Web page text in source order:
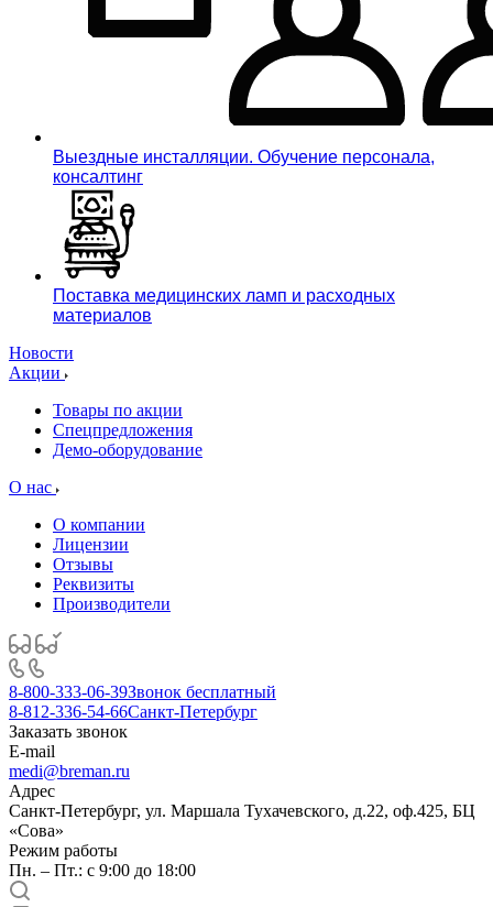
Выездные инсталляции. Обучение персонала,
консалтинг
Поставка медицинских ламп и расходных
материалов
Новости
Акции
Товары по акции
Спецпредложения
Демо-оборудование
О нас
О компании
Лицензии
Отзывы
Реквизиты
Производители
8-800-333-06-39Звонок бесплатный
8-812-336-54-66Санкт-Петербург
Заказать звонок
E-mail
medi@breman.ru
Адрес
Санкт-Петербург, ул. Маршала Тухачевского, д.22, оф.425, БЦ
«Сова»
Режим работы
Пн. – Пт.: с 9:00 до 18:00